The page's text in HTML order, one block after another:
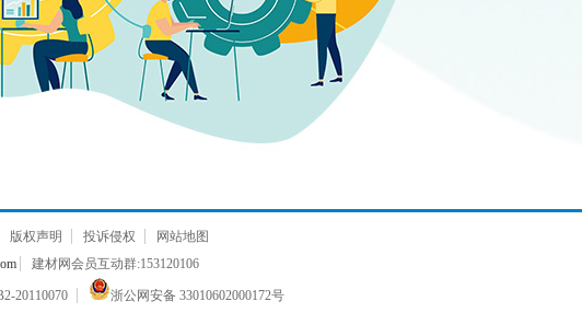
版权声明 投诉侵权
网站地图
建材网会员互动群:153120106
20110070 浙公网安备 33010602000172号